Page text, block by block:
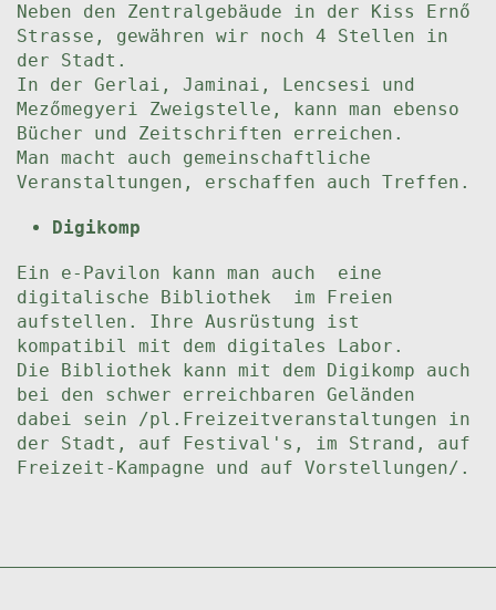
Neben den Zentralgebäude in der Kiss Ernő
Strasse, gewähren wir noch 4 Stellen in
der Stadt.
In der Gerlai, Jaminai, Lencsesi und
Mezőmegyeri Zweigstelle, kann man ebenso
Bücher und Zeitschriften erreichen.
Man macht auch gemeinschaftliche
Veranstaltungen, erschaffen auch Treffen.
Digikomp
Ein e-Pavilon kann man auch eine
digitalische Bibliothek im Freien
aufstellen. Ihre Ausrüstung ist
kompatibil mit dem digitales Labor.
Die Bibliothek kann mit dem Digikomp auch
bei den schwer erreichbaren Geländen
dabei sein /pl.Freizeitveranstaltungen in
der Stadt, auf Festival's, im Strand, auf
Freizeit-Kampagne und auf Vorstellungen/.